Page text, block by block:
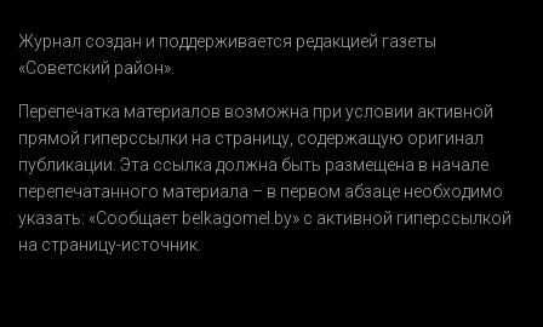
Журнал создан и поддерживается редакцией газеты
«Советский район».
Перепечатка материалов возможна при условии активной
прямой гиперссылки на страницу, содержащую оригинал
публикации. Эта ссылка должна быть размещена в начале
перепечатанного материала – в первом абзаце необходимо
указать: «Сообщает belkagomel.by» с активной гиперссылкой
на страницу-источник.